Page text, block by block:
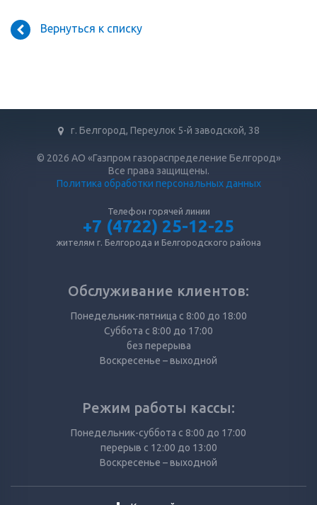
Вернуться к списку
г. Белгород, Переулок 5-й заводской, 38
© 2026 АО «Газпром газораспределение Белгород»
Все права защищены.
Политика обработки персональных данных
Телефон горячей линии
+7 (4722) 25-12-25
жителям г. Белгорода и Белгородского района
Обслуживание клиентов:
Понедельник-пятница с 8:00 до 18:00
Суббота с 8:00 до 17:00
без перерыва
Воскресенье – выходной
Режим работы кассы:
Понедельник-суббота с 8:00 до 17:00
перерыв с 12:00 до 13:00
Воскресенье – выходной